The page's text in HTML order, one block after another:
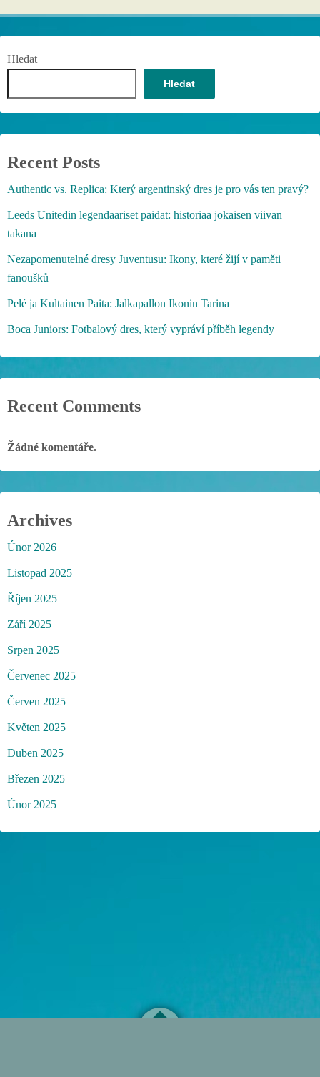
Hledat
Hledat
Recent Posts
Authentic vs. Replica: Který argentinský dres je pro vás ten pravý?
Leeds Unitedin legendaariset paidat: historiaa jokaisen viivan
takana
Nezapomenutelné dresy Juventusu: Ikony, které žijí v paměti
fanoušků
Pelé ja Kultainen Paita: Jalkapallon Ikonin Tarina
Boca Juniors: Fotbalový dres, který vypráví příběh legendy
Recent Comments
Žádné komentáře.
Archives
Únor 2026
Listopad 2025
Říjen 2025
Září 2025
Srpen 2025
Červenec 2025
Červen 2025
Květen 2025
Duben 2025
Březen 2025
Únor 2025